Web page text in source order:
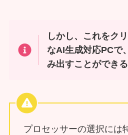
しかし、これをク
なAI生成対応PCで
み出すことができる
プロセッサーの選択には